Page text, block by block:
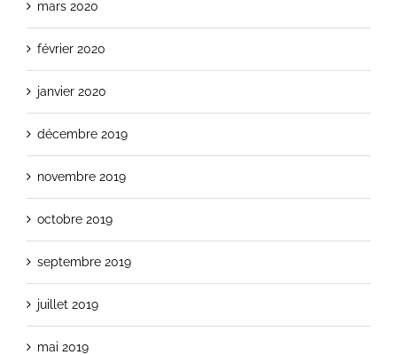
mars 2020
février 2020
janvier 2020
décembre 2019
novembre 2019
octobre 2019
septembre 2019
juillet 2019
mai 2019